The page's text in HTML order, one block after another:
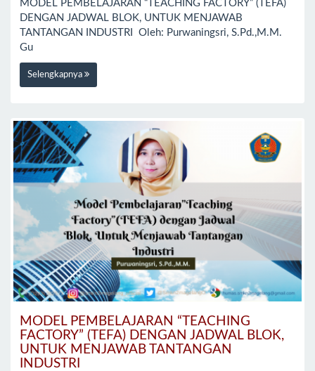
MODEL PEMBELAJARAN “TEACHING FACTORY” (TEFA)
DENGAN JADWAL BLOK, UNTUK MENJAWAB
TANTANGAN INDUSTRI Oleh: Purwaningsri, S.Pd.,M.M.
Gu
Selengkapnya
MODEL PEMBELAJARAN “TEACHING
FACTORY” (TEFA) DENGAN JADWAL BLOK,
UNTUK MENJAWAB TANTANGAN
INDUSTRI